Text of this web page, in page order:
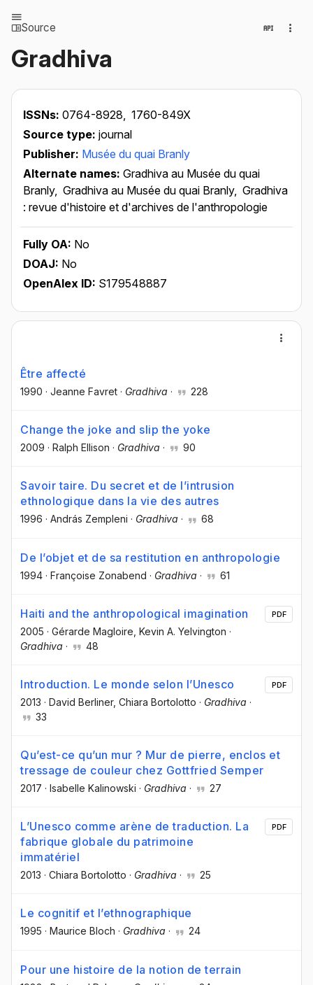
Source
Gradhiva
ISSNs: 0764-8928, 1760-849X
Source type: journal
Publisher: Musée du quai Branly
Alternate names: Gradhiva au Musée du quai
Branly, Gradhiva au Musée du quai Branly, Gradhiva
: revue d'histoire et d'archives de l'anthropologie
Fully OA: No
DOAJ: No
OpenAlex ID: S179548887
Être affecté
1990 · Jeanne Favret · Gradhiva · 228
Change the joke and slip the yoke
2009 · Ralph Ellison · Gradhiva · 90
Savoir taire. Du secret et de l’intrusion
ethnologique dans la vie des autres
1996 · András Zempleni · Gradhiva · 68
De l’objet et de sa restitution en anthropologie
1994 · Françoise Zonabend · Gradhiva · 61
Haiti and the anthropological imagination
2005 · Gérarde Magloire , Kevin A. Yelvington ·
Gradhiva · 48
PDF
Introduction. Le monde selon l’Unesco
2013 · David Berliner, Chiara Bortolotto · Gradhiva ·
33
PDF
Qu’est-ce qu’un mur ? Mur de pierre, enclos et
tressage de couleur chez Gottfried Semper
2017 · Isabelle Kalinowski · Gradhiva · 27
L’Unesco comme arène de traduction. La
fabrique globale du patrimoine
immatériel
2013 · Chiara Bortolotto · Gradhiva · 25
PDF
Le cognitif et l’ethnographique
1995 · Maurice Bloch · Gradhiva · 24
Pour une histoire de la notion de terrain